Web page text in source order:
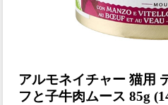
アルモネイチャー 猫用
フと子牛肉ムース 85g